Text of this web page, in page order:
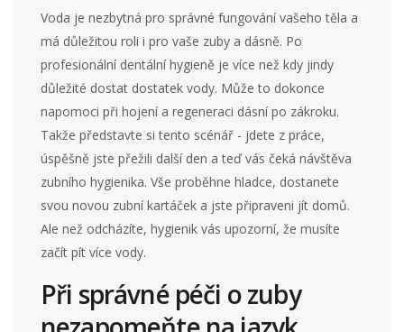
Voda je nezbytná pro správné fungování vašeho těla a
má důležitou roli i pro vaše zuby a dásně. Po
profesionální dentální hygieně je více než kdy jindy
důležité dostat dostatek vody. Může to dokonce
napomoci při hojení a regeneraci dásní po zákroku.
Takže představte si tento scénář - jdete z práce,
úspěšně jste přežili další den a teď vás čeká návštěva
zubního hygienika. Vše proběhne hladce, dostanete
svou novou zubní kartáček a jste připraveni jít domů.
Ale než odcházíte, hygienik vás upozorní, že musíte
začít pít více vody.
Při správné péči o zuby